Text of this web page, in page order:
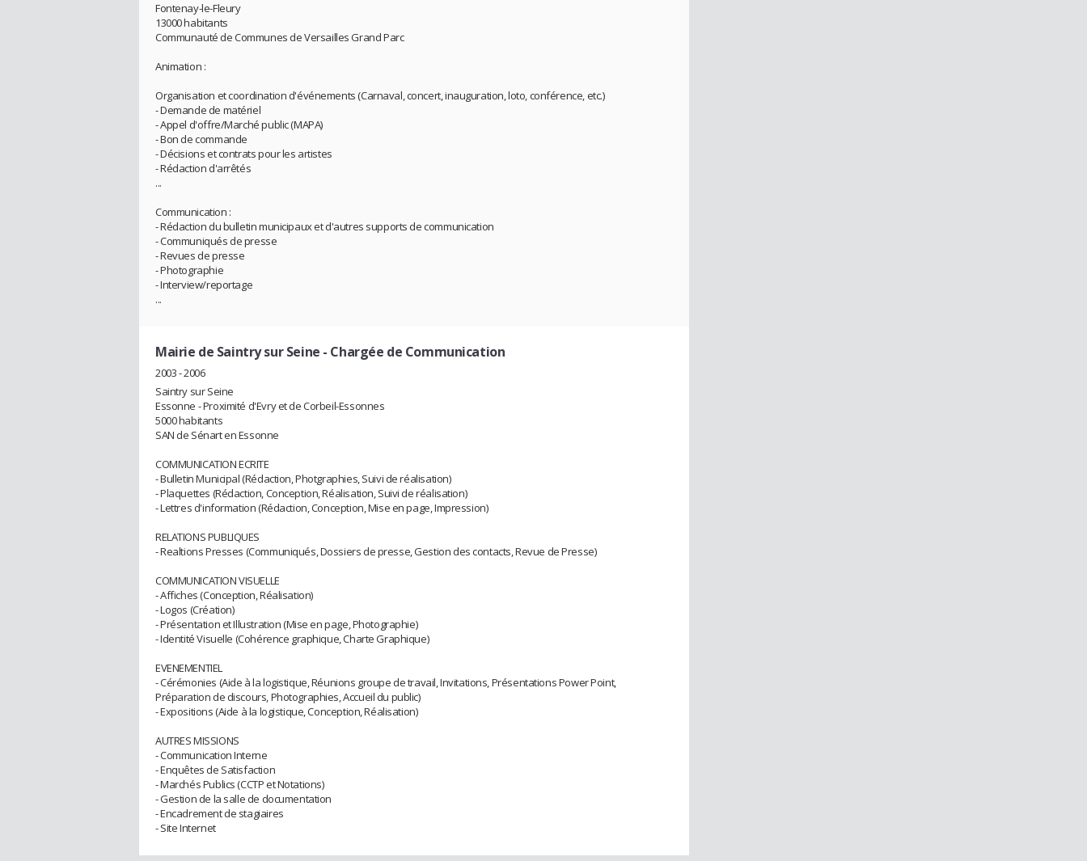
Fontenay-le-Fleury
13000 habitants
Communauté de Communes de Versailles Grand Parc
Animation :
Organisation et coordination d'événements (Carnaval, concert, inauguration, loto, conférence, etc.)
- Demande de matériel
- Appel d'offre/Marché public (MAPA)
- Bon de commande
- Décisions et contrats pour les artistes
- Rédaction d'arrêtés
...
Communication :
- Rédaction du bulletin municipaux et d'autres supports de communication
- Communiqués de presse
- Revues de presse
- Photographie
- Interview/reportage
...
Mairie de Saintry sur Seine - Chargée de Communication
2003 - 2006
Saintry sur Seine
Essonne - Proximité d'Evry et de Corbeil-Essonnes
5000 habitants
SAN de Sénart en Essonne
COMMUNICATION ECRITE
- Bulletin Municipal (Rédaction, Photgraphies, Suivi de réalisation)
- Plaquettes (Rédaction, Conception, Réalisation, Suivi de réalisation)
- Lettres d'information (Rédaction, Conception, Mise en page, Impression)
RELATIONS PUBLIQUES
- Realtions Presses (Communiqués, Dossiers de presse, Gestion des contacts, Revue de Presse)
COMMUNICATION VISUELLE
- Affiches (Conception, Réalisation)
- Logos (Création)
- Présentation et Illustration (Mise en page, Photographie)
- Identité Visuelle (Cohérence graphique, Charte Graphique)
EVENEMENTIEL
- Cérémonies (Aide à la logistique, Réunions groupe de travail, Invitations, Présentations Power Point,
Préparation de discours, Photographies, Accueil du public)
- Expositions (Aide à la logistique, Conception, Réalisation)
AUTRES MISSIONS
- Communication Interne
- Enquêtes de Satisfaction
- Marchés Publics (CCTP et Notations)
- Gestion de la salle de documentation
- Encadrement de stagiaires
- Site Internet